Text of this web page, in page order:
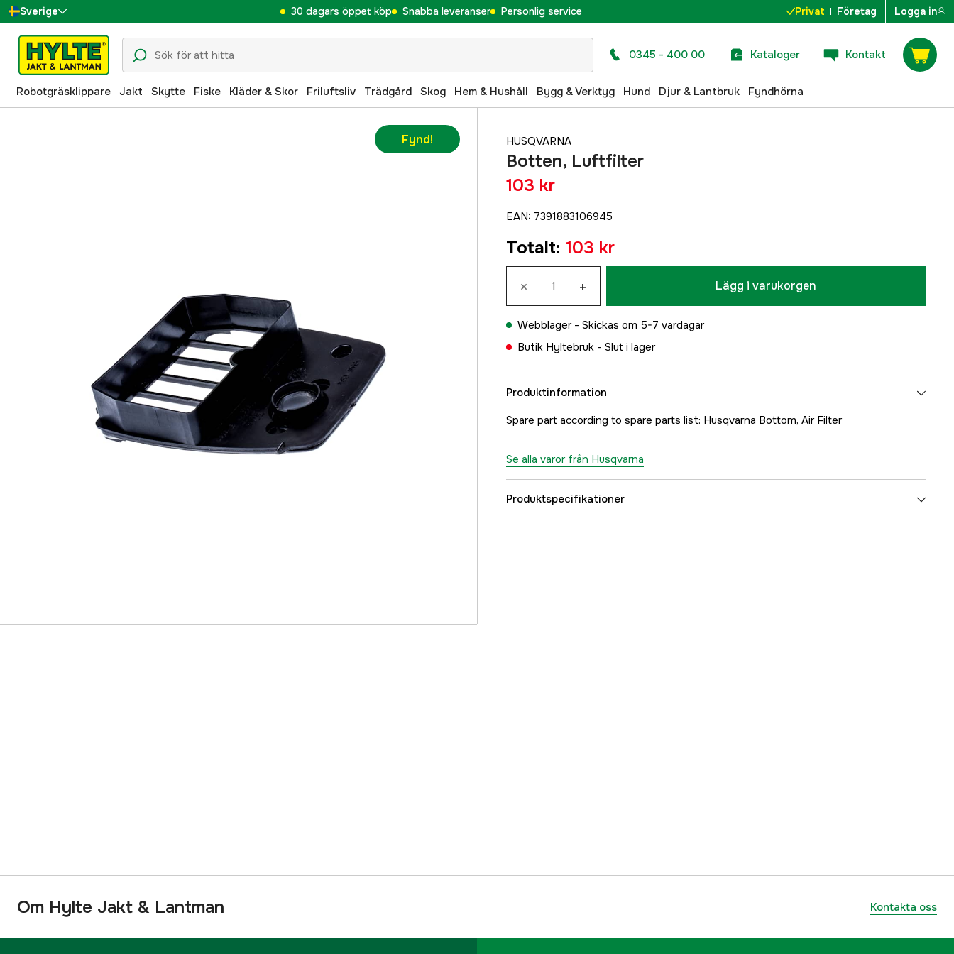
Sverige
Danmark
Suomi
Norge
30 dagars öppet köp Snabba leveranser Personlig service Privat Företag Logga in
0345 - 400 00 Kataloger Kontakt
Robotgräsklippare Jakt Skytte Fiske Kläder & Skor Friluftsliv Trädgård Skog Hem & Hushåll Bygg & Verktyg Hund Djur & Lantbruk Fyndhörna
Fynd! HUSQVARNA
Botten, Luftfilter
103 kr
EAN: 7391883106945
Totalt: 103 kr
× + Lägg i varukorgen
Webblager - Skickas om 5-7 vardagar
Butik Hyltebruk - Slut i lager
Produktinformation
Spare part according to spare parts list: Husqvarna Bottom, Air Filter
Se alla varor från Husqvarna
Produktspecifikationer
Om Hylte Jakt & Lantman Kontakta oss